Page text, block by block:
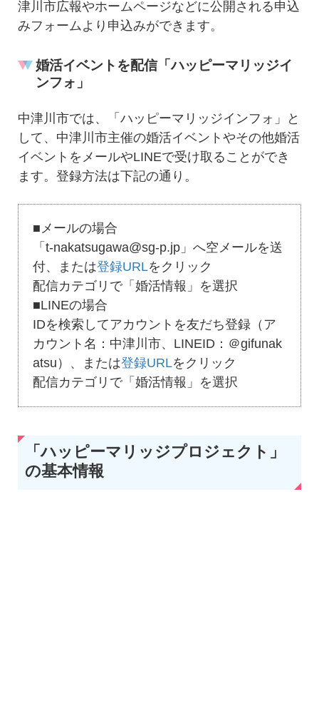
津川市広報やホームページなどに公開される申込
みフォームより申込みができます。
婚活イベントを配信「ハッピーマリッジイ
ンフォ」
中津川市では、「ハッピーマリッジインフォ」と
して、中津川市主催の婚活イベントやその他婚活
イベントをメールやLINEで受け取ることができ
ます。登録方法は下記の通り。
■メールの場合
「t-nakatsugawa@sg-p.jp」へ空メールを送
付、または登録URLをクリック
配信カテゴリで「婚活情報」を選択
■LINEの場合
IDを検索してアカウントを友だち登録（ア
カウント名：中津川市、LINEID：＠gifunak
atsu）、または登録URLをクリック
配信カテゴリで「婚活情報」を選択
「ハッピーマリッジプロジェクト」
の基本情報